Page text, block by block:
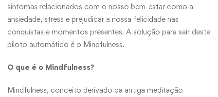
sintomas relacionados com o nosso bem-estar como a
ansiedade, stress e prejudicar a nossa felicidade nas
conquistas e momentos presentes. A solução para sair deste
piloto automático é o Mindfulness.
O que é o Mindfulness?
Mindfulness, conceito derivado da antiga meditação